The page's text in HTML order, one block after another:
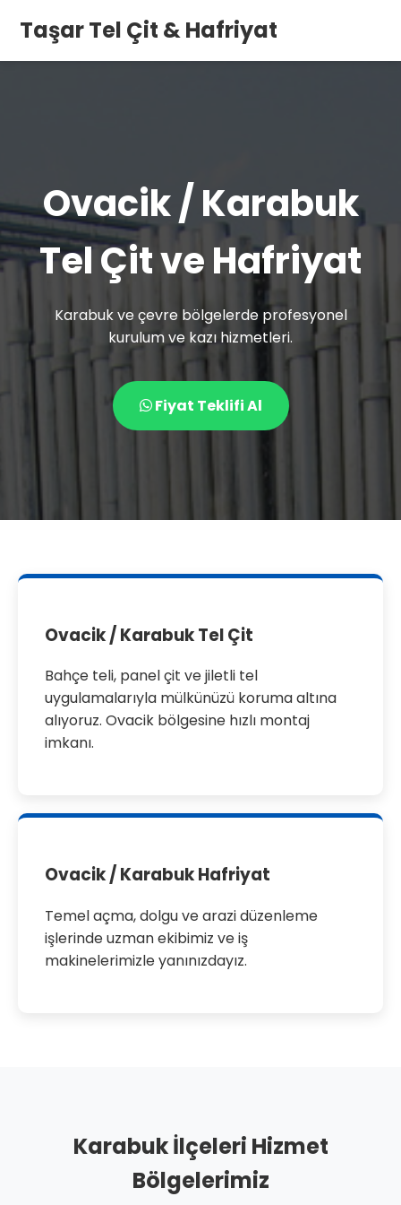
Taşar Tel Çit & Hafriyat
Ovacik / Karabuk
Tel Çit ve Hafriyat
Karabuk ve çevre bölgelerde profesyonel
kurulum ve kazı hizmetleri.
Fiyat Teklifi Al
Ovacik / Karabuk Tel Çit
Bahçe teli, panel çit ve jiletli tel
uygulamalarıyla mülkünüzü koruma altına
alıyoruz. Ovacik bölgesine hızlı montaj
imkanı.
Ovacik / Karabuk Hafriyat
Temel açma, dolgu ve arazi düzenleme
işlerinde uzman ekibimiz ve iş
makinelerimizle yanınızdayız.
Karabuk İlçeleri Hizmet
Bölgelerimiz